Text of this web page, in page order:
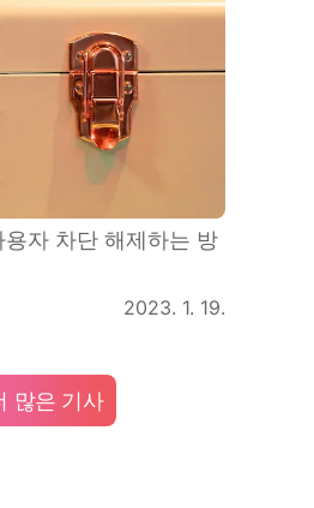
자 차단 해제하는 방
2023. 1. 19.
많은 기사